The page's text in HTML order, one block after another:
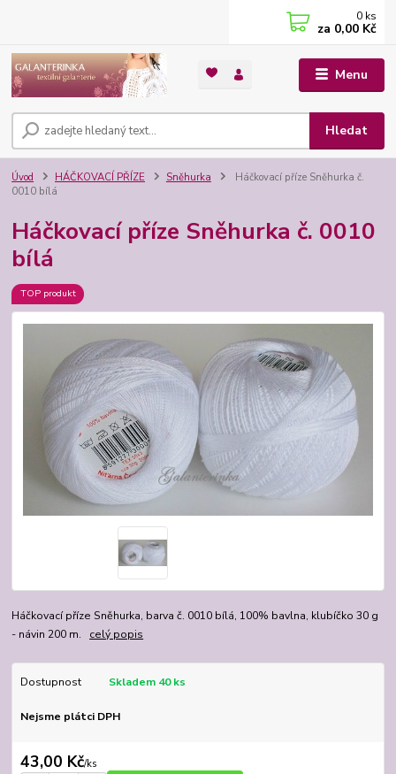
Menu
Hledat
0 ks
za 0,00 Kč
Úvod HÁČKOVACÍ PŘÍZE Sněhurka
Háčkovací příze Sněhurka č.
0010 bílá
Háčkovací příze Sněhurka č. 0010
bílá
TOP produkt
Háčkovací příze Sněhurka, barva č. 0010 bílá, 100% bavlna, klubíčko 30 g
- návin 200 m. celý popis
Dostupnost Skladem 40 ks
Nejsme plátci DPH
43,00 Kč/ks